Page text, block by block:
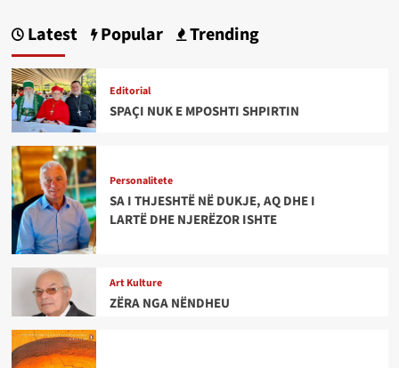
Latest Popular Trending
Editorial
SPAÇI NUK E MPOSHTI SHPIRTIN
Personalitete
SA I THJESHTË NË DUKJE, AQ DHE I
LARTË DHE NJERËZOR ISHTE
Art Kulture
ZËRA NGA NËNDHEU